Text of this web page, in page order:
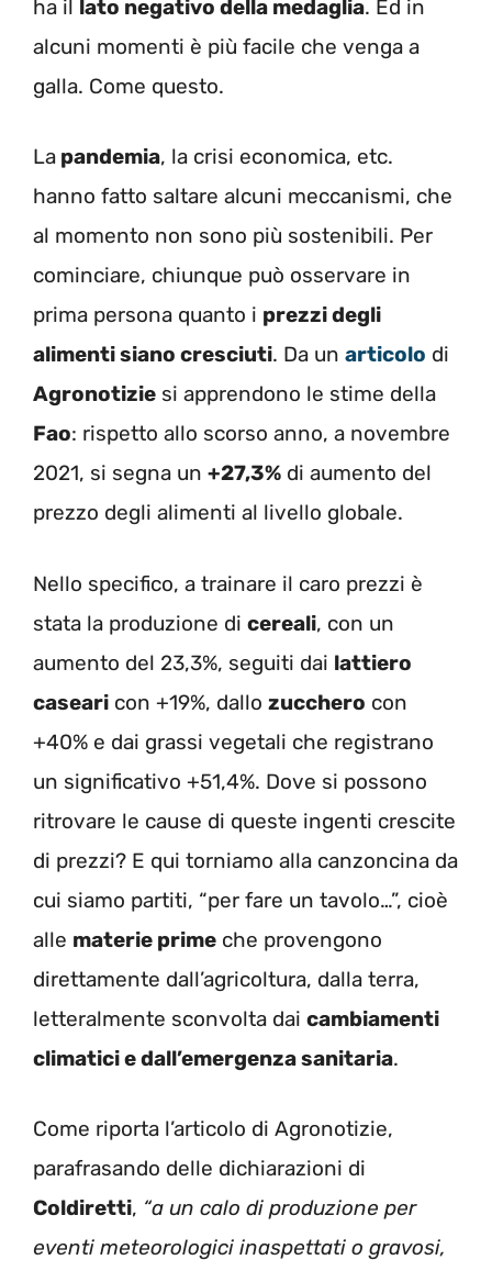
ha il lato negativo della medaglia. Ed in
alcuni momenti è più facile che venga a
galla. Come questo.
La pandemia, la crisi economica, etc.
hanno fatto saltare alcuni meccanismi, che
al momento non sono più sostenibili. Per
cominciare, chiunque può osservare in
prima persona quanto i prezzi degli
alimenti siano cresciuti. Da un articolo di
Agronotizie si apprendono le stime della
Fao: rispetto allo scorso anno, a novembre
2021, si segna un +27,3% di aumento del
prezzo degli alimenti al livello globale.
Nello specifico, a trainare il caro prezzi è
stata la produzione di cereali, con un
aumento del 23,3%, seguiti dai lattiero
caseari con +19%, dallo zucchero con
+40% e dai grassi vegetali che registrano
un significativo +51,4%. Dove si possono
ritrovare le cause di queste ingenti crescite
di prezzi? E qui torniamo alla canzoncina da
cui siamo partiti, “per fare un tavolo…”, cioè
alle materie prime che provengono
direttamente dall’agricoltura, dalla terra,
letteralmente sconvolta dai cambiamenti
climatici e dall’emergenza sanitaria.
Come riporta l’articolo di Agronotizie,
parafrasando delle dichiarazioni di
Coldiretti, “a un calo di produzione per
eventi meteorologici inaspettati o gravosi,